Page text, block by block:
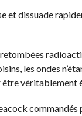
et dissuade
les ondes
véritablement